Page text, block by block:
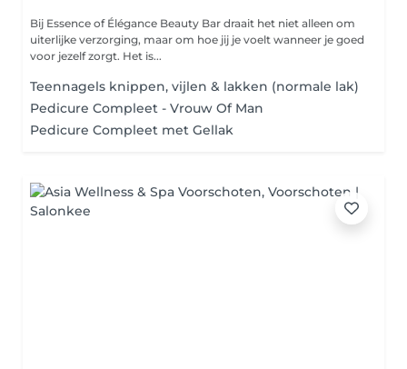
Bij Essence of Élégance Beauty Bar draait het niet alleen om
uiterlijke verzorging, maar om hoe jij je voelt wanneer je goed
voor jezelf zorgt. Het is...
Teennagels knippen, vijlen & lakken (normale lak)
Pedicure Compleet - Vrouw Of Man
Pedicure Compleet met Gellak